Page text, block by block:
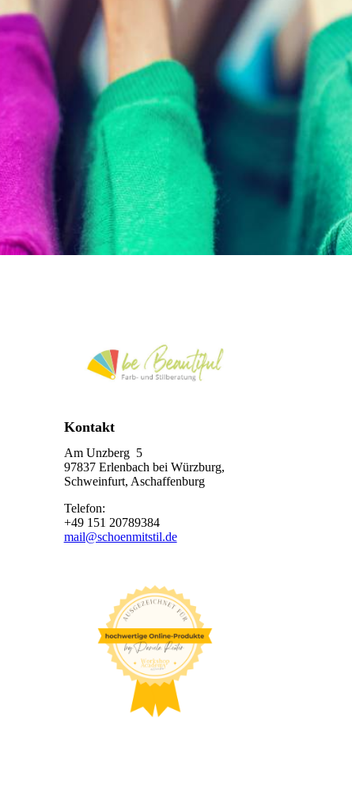
Kontakt
Am Unzberg 5
97837 Erlenbach bei Würzburg,
Schweinfurt, Aschaffenburg
Telefon:
+49 151 20789384
mail@schoenmitstil.de